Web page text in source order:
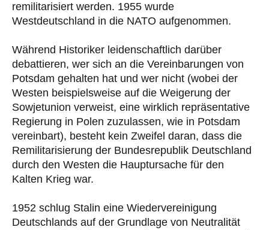
remilitarisiert werden. 1955 wurde
Westdeutschland in die NATO aufgenommen.
Während Historiker leidenschaftlich darüber
debattieren, wer sich an die Vereinbarungen von
Potsdam gehalten hat und wer nicht (wobei der
Westen beispielsweise auf die Weigerung der
Sowjetunion verweist, eine wirklich repräsentative
Regierung in Polen zuzulassen, wie in Potsdam
vereinbart), besteht kein Zweifel daran, dass die
Remilitarisierung der Bundesrepublik Deutschland
durch den Westen die Hauptursache für den
Kalten Krieg war.
1952 schlug Stalin eine Wiedervereinigung
Deutschlands auf der Grundlage von Neutralität